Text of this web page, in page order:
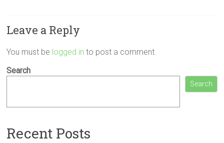
Leave a Reply
You must be logged in to post a comment.
Search
Search
Recent Posts